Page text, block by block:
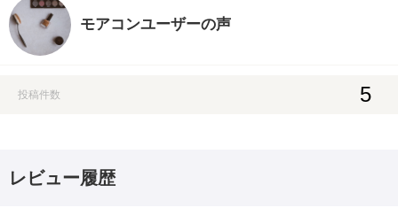
モアコンユーザーの声
投稿件数 5
レビュー履歴